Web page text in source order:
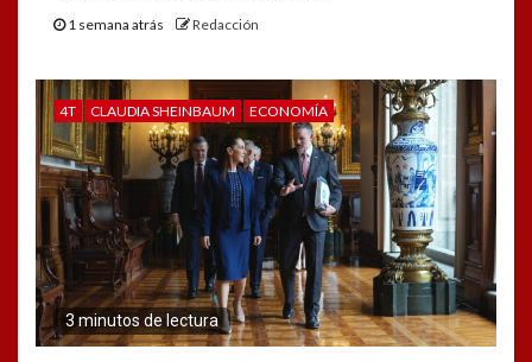
1 semana atrás Redacción
4T CLAUDIA SHEINBAUM ECONOMÍA
3 minutos de lectura